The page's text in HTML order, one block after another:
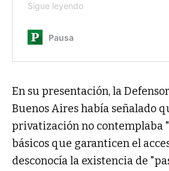
En su presentación, la
Buenos Aires había señalado
privatización no contemplaba
básicos que garanticen el
desconocía la existencia de